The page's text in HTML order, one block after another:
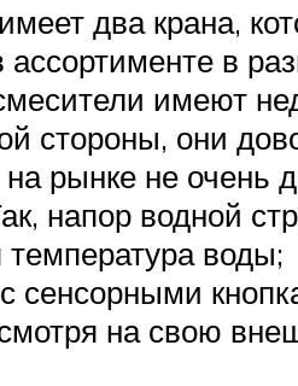
два крана,
в
имеют
стороны, они
рынке не очень
напор водной
температура воды;
сенсорными
на свою